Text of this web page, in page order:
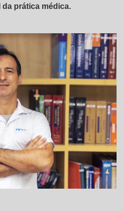
prática médica.